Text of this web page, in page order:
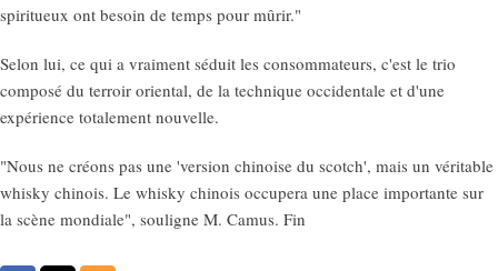
spiritueux ont besoin de temps pour mûrir."
Selon lui, ce qui a vraiment séduit les consommateurs, c'est le trio
composé du terroir oriental, de la technique occidentale et d'une
expérience totalement nouvelle.
"Nous ne créons pas une 'version chinoise du scotch', mais un véritable
whisky chinois. Le whisky chinois occupera une place importante sur
la scène mondiale", souligne M. Camus. Fin